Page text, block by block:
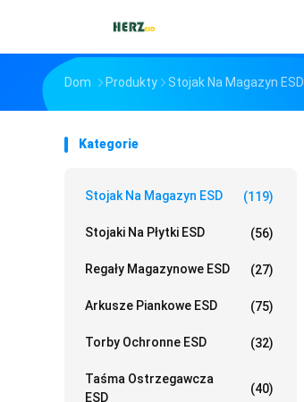
Dom Produkty Stojak Na Magazyn ESD
Kategorie
Stojak Na Magazyn ESD (119)
Stojaki Na Płytki ESD (56)
Regały Magazynowe ESD (27)
Arkusze Piankowe ESD (75)
Torby Ochronne ESD (32)
Taśma Ostrzegawcza
ESD
(40)